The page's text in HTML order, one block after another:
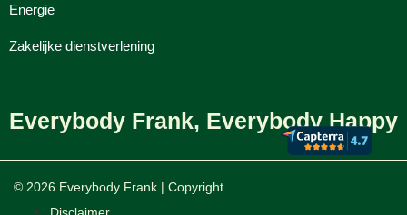
Energie
Zakelijke dienstverlening
Everybody Frank, Everybody Happy
© 2026 Everybody Frank | Copyright
Disclaimer